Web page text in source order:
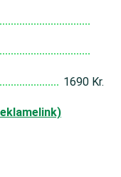
1690 Kr.